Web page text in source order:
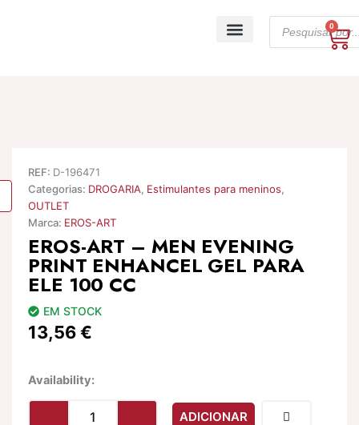
search
0
REF: D-196471
Categorias: DROGARIA, Estimulantes para meninos,
OUTLET
Marca: EROS-ART
EROS-ART – MEN EVENING
PRINT ENHANCEL GEL PARA
ELE 100 CC
EM STOCK
13,56€
Availability:Quantidade
EROS-
ADICIONAR